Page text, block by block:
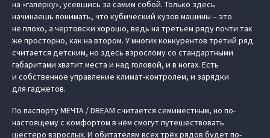
на «галёрку», усевшись за самим собой. Только здесь
начинаешь понимать, что кубический кузов машины – это
не плохо, а чертовски хорошо, ведь на третьем ряду почти так
же просторно, как на втором. У многих конкурентов третий ряд
считается детским, но здесь взрослому со стандартными
габаритами хватит места и над головой, и в ногах. Есть
и собственное управление климат-контролем, и зарядки
для гаджетов.
По паспорту МЕЧТА / DREAM считается семиместным, но по-
настоящему с комфортом в нём смогут путешествовать
шестеро взрослых. И обитателям всех трёх рядов будет по-